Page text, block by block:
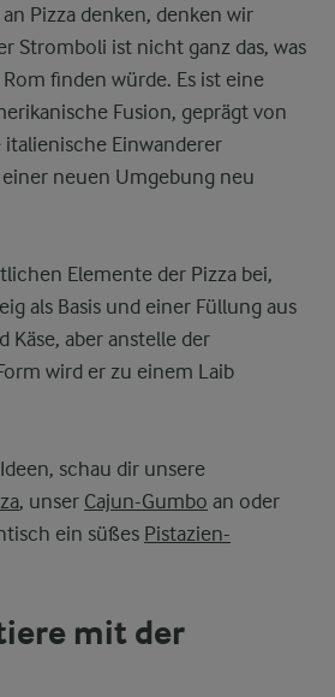
Pizza denken, denken wir
Stromboli ist nicht ganz das, was
finden würde. Es ist eine
Fusion, geprägt von
Einwanderer
neuen Umgebung neu
Elemente der Pizza bei,
als Basis und einer Füllung aus
Käse, aber anstelle der
wird er zu einem Laib
schau dir unsere
, unser Cajun-Gumbo an oder
ein süßes Pistazien-
mit der